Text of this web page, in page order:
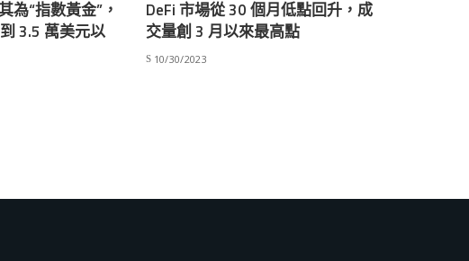
為“指數黃金”，
3.5 萬美元以
DeFi 市場從 30 個月低點回升，成
交量創 3 月以來最高點
10/30/2023